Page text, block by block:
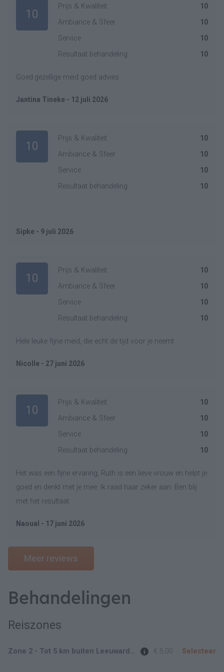
10
Prijs & Kwaliteit
10
Ambiance & Sfeer
10
Service
10
Resultaat behandeling
10
Goed.gezellige meid goed advies
Jantina Tineke - 12 juli 2026
10
Prijs & Kwaliteit
10
Ambiance & Sfeer
10
Service
10
Resultaat behandeling
10
.
Sipke - 9 juli 2026
10
Prijs & Kwaliteit
10
Ambiance & Sfeer
10
Service
10
Resultaat behandeling
10
Hele leuke fijne meid, die echt de tijd voor je neemt
Nicolle - 27 juni 2026
10
Prijs & Kwaliteit
10
Ambiance & Sfeer
10
Service
10
Resultaat behandeling
10
Het was een fijne ervaring, Ruth is een lieve vrouw en helpt je
goed en denkt met je mee. Ik raad haar zeker aan. Ben blij
met het resultaat.
Naoual - 17 juni 2026
Meer reviews
Behandelingen
Reiszones
Zone 2 - Tot 5 km buiten Leeuwarden € 5,00 Selecteer